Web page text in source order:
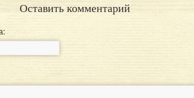
Оставить комментарий